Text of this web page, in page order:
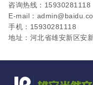
咨询热线：15930281118
E-mail：
手机：15930281118
地址：河北省雄安新区安